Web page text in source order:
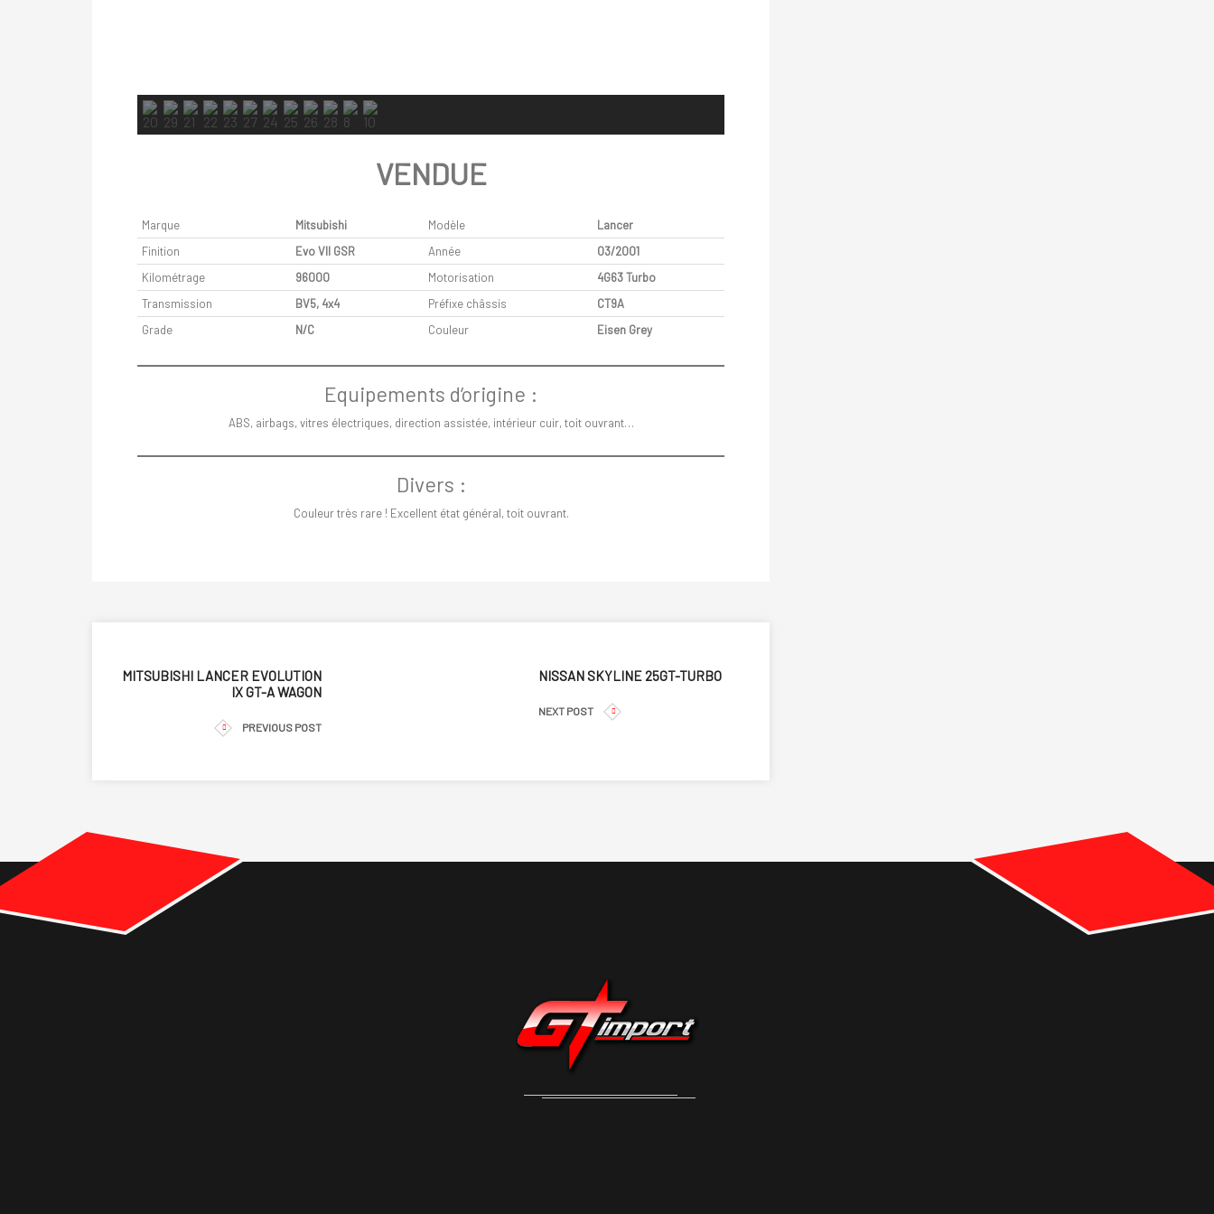
VENDUE
Marque Mitsubishi Modèle
Lancer
Finition
Evo VII GSR Année
03/2001
Kilométrage
96000 Motorisation
4G63 Turbo
Transmission
BV5, 4x4 Préfixe châssis
CT9A
Grade
N/C Couleur Eisen Grey
Equipements d’origine :
ABS, airbags, vitres électriques, direction assistée, intérieur cuir, toit ouvrant…
Divers :
Couleur très rare ! Excellent état général, toit ouvrant.
MITSUBISHI LANCER EVOLUTION
IX GT-A WAGON
PREVIOUS POST
NISSAN SKYLINE 25GT-TURBO
NEXT POST